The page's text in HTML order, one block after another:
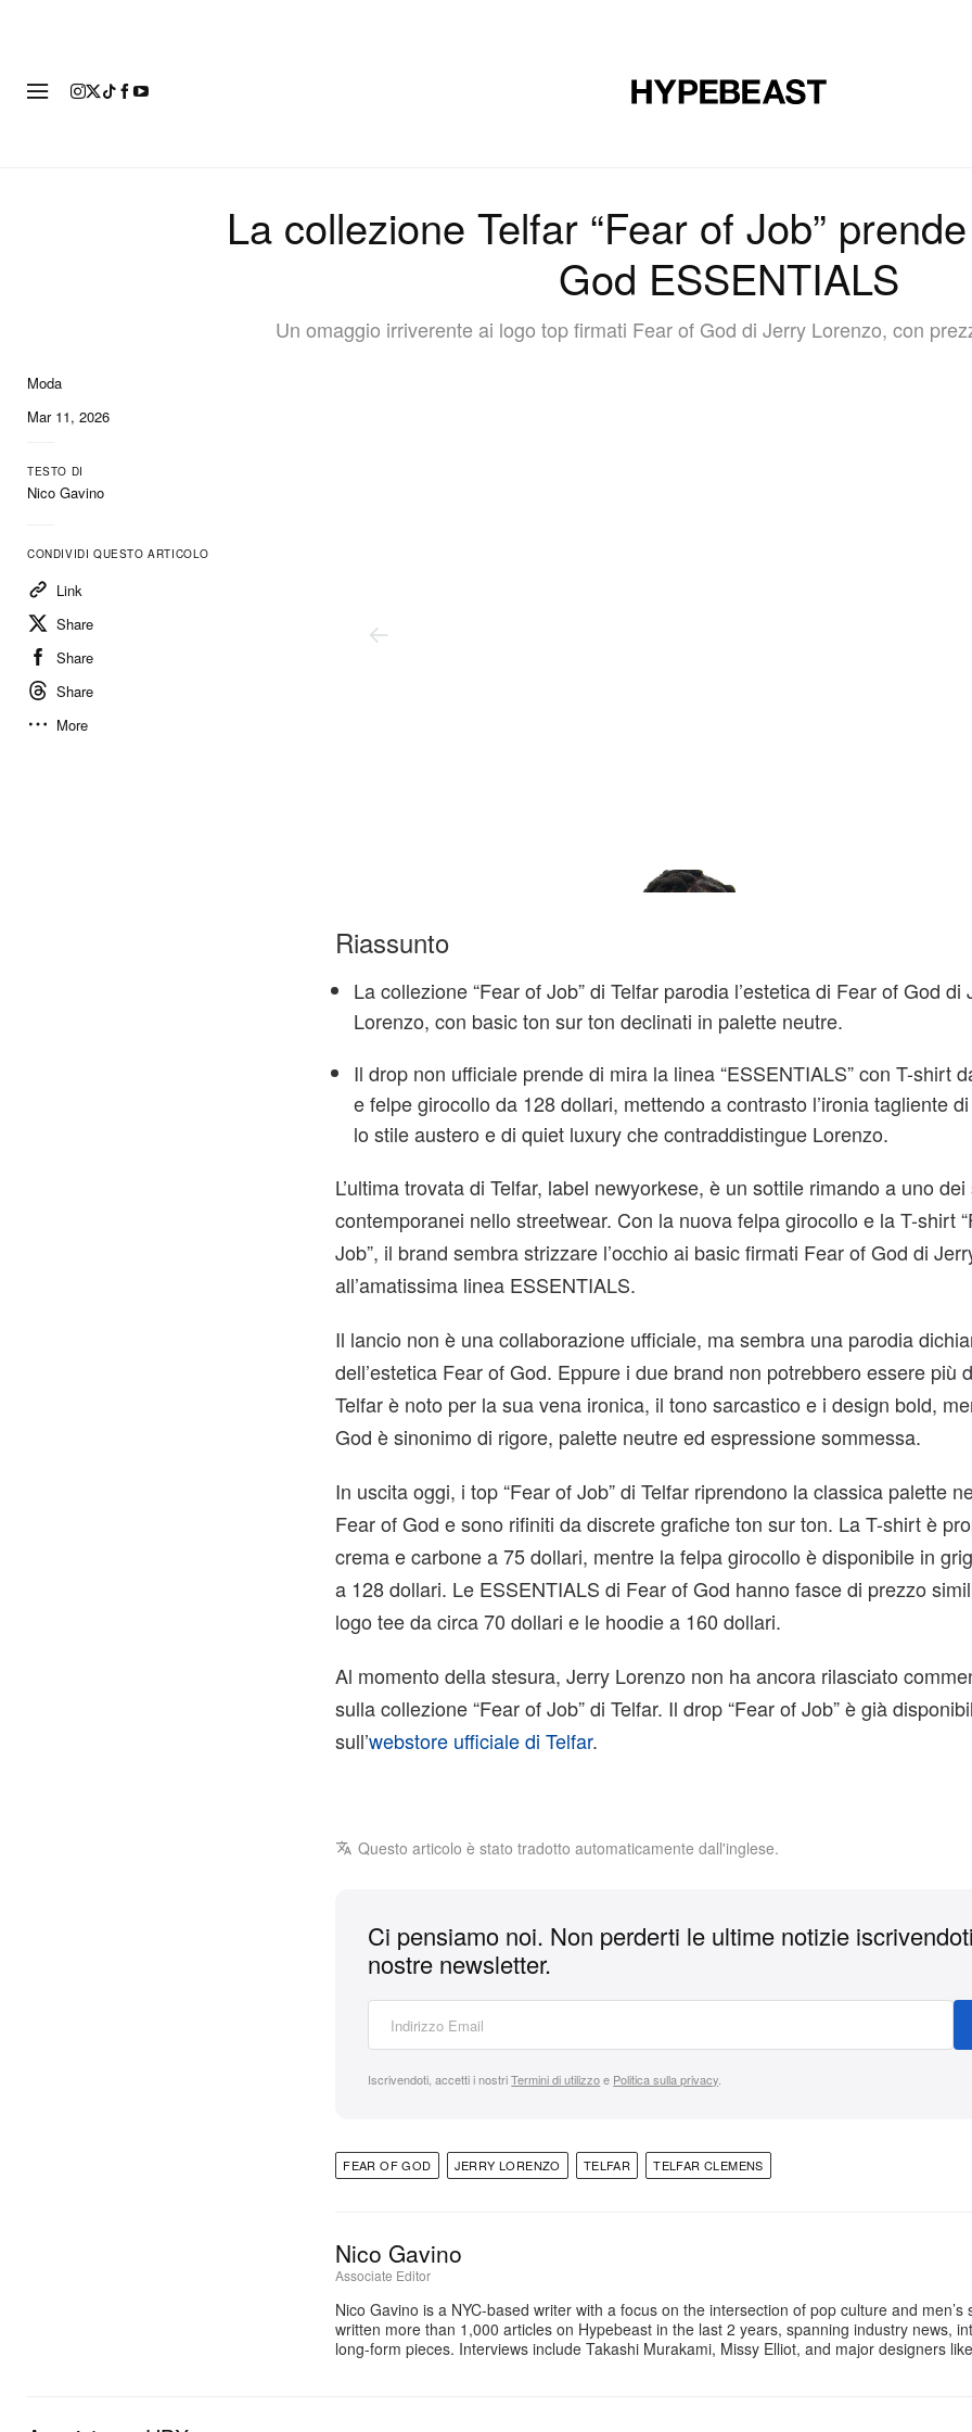
La collezione Telfar “Fear of Job”
God ESSENTIALS
Un omaggio irriverente ai logo top firmati Fear of God di Jerry Lorenzo, con
Moda
Mar 11, 2026
TESTO DI
Nico Gavino
CONDIVIDI QUESTO ARTICOLO
Link
Share
Share
Share
More
Riassunto
La collezione “Fear of Job” di Telfar parodia l’estetica di Fear of God di
Lorenzo, con basic ton sur ton declinati in palette neutre.
Il drop non ufficiale prende di mira la linea “ESSENTIALS” con T-shirt
e felpe girocollo da 128 dollari, mettendo a contrasto l’ironia tagliente
lo stile austero e di quiet luxury che contraddistingue Lorenzo.
L’ultima trovata di Telfar, label newyorkese, è un sottile rimando a uno dei
contemporanei nello streetwear. Con la nuova felpa girocollo e la T-shirt
Job”, il brand sembra strizzare l’occhio ai basic firmati Fear of God di
all’amatissima linea ESSENTIALS.
Il lancio non è una collaborazione ufficiale, ma sembra una parodia
dell’estetica Fear of God. Eppure i due brand non potrebbero essere più
Telfar è noto per la sua vena ironica, il tono sarcastico e i design bold,
God è sinonimo di rigore, palette neutre ed espressione sommessa.
In uscita oggi, i top “Fear of Job” di Telfar riprendono la classica palette
Fear of God e sono rifiniti da discrete grafiche ton sur ton. La T-shirt è
crema e carbone a 75 dollari, mentre la felpa girocollo è disponibile in
a 128 dollari. Le ESSENTIALS di Fear of God hanno fasce di prezzo
logo tee da circa 70 dollari e le hoodie a 160 dollari.
Al momento della stesura, Jerry Lorenzo non ha ancora rilasciato
sulla collezione “Fear of Job” di Telfar. Il drop “Fear of Job” è già
sull’webstore ufficiale di Telfar.
Questo articolo è stato tradotto automaticamente dall'inglese.
Ci pensiamo noi. Non perderti le ultime notizie
nostre newsletter.
Iscrivendoti, accetti i nostriTermini di utilizzoe Politica sulla privacy
FEAR OF GOD JERRY LORENZO TELFAR TELFAR CLEMENS
Nico Gavino
Associate Editor
Nico Gavino is a NYC-based writer with a focus on the intersection of pop culture and men’s
written more than 1,000 articles on Hypebeast in the last 2 years, spanning industry news,
long-form pieces. Interviews include Takashi Murakami, Missy Elliot, and major designers